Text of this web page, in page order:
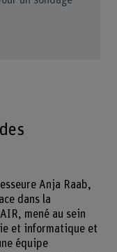
Anja Raab,
dans la
mené au sein
et informatique et
équipe